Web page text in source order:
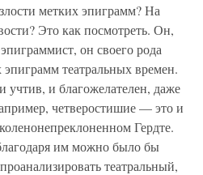
метких эпиграмм? На
Это как посмотреть. Он,
он своего рода
театральных времен.
учтив, и благожелателен, даже
четверостишие — это и
Гердте.
им можно было бы
театральный,